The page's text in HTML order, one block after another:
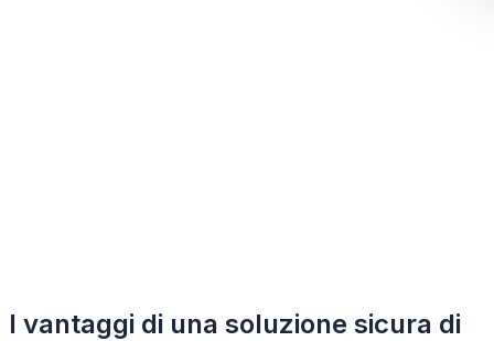
I vantaggi di una soluzione sicura di